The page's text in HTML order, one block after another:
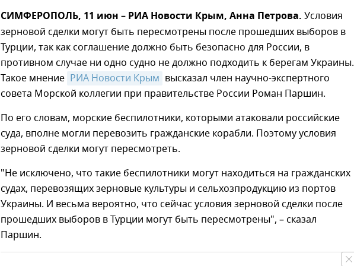
СИМФЕРОПОЛЬ, 11 июн – РИА Новости Крым, Анна Петрова. Условия
зерновой сделки могут быть пересмотрены после прошедших выборов в
Турции, так как соглашение должно быть безопасно для России, в
противном случае ни одно судно не должно подходить к берегам Украины.
Такое мнение РИА Новости Крым высказал член научно-экспертного
совета Морской коллегии при правительстве России Роман Паршин.
По его словам, морские беспилотники, которыми атаковали российские
суда, вполне могли перевозить гражданские корабли. Поэтому условия
зерновой сделки могут пересмотреть.
"Не исключено, что такие беспилотники могут находиться на гражданских
судах, перевозящих зерновые культуры и сельхозпродукцию из портов
Украины. И весьма вероятно, что сейчас условия зерновой сделки после
прошедших выборов в Турции могут быть пересмотрены", – сказал
Паршин.